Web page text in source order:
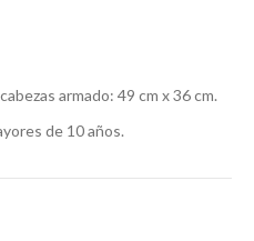
armado: 49 cm x 36 cm.
de 10 años.